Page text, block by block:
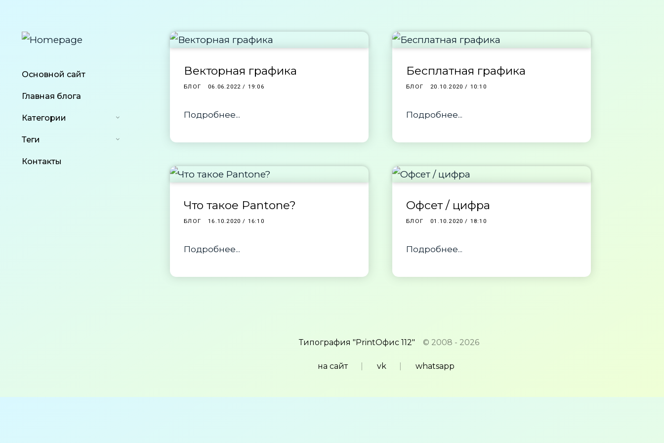
Основной сайт
Главная блога
Категории
Теги
Контакты
Векторная графика
БЛОГ 06.06.2022 / 19:06
Подробнее...
Бесплатная графика
БЛОГ 20.10.2020 / 10:10
Подробнее...
Что такое Pantone?
БЛОГ 16.10.2020 / 16:10
Подробнее...
Офсет / цифра
БЛОГ 01.10.2020 / 18:10
Подробнее...
Типография "PrintОфис 112" © 2008 - 2026
на сайт vk whatsapp